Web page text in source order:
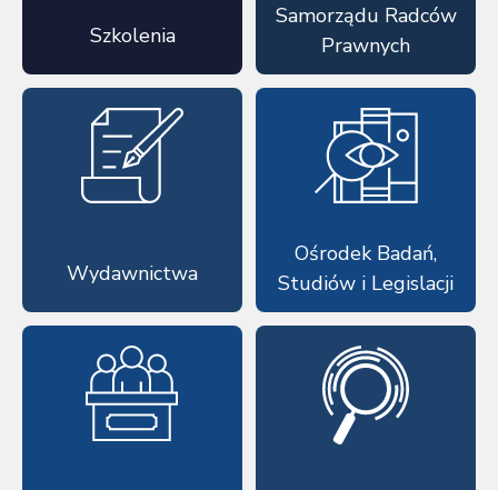
Szkolenia
Samorządu Radców
Prawnych
Wydawnictwa
Ośrodek Badań,
Studiów i Legislacji